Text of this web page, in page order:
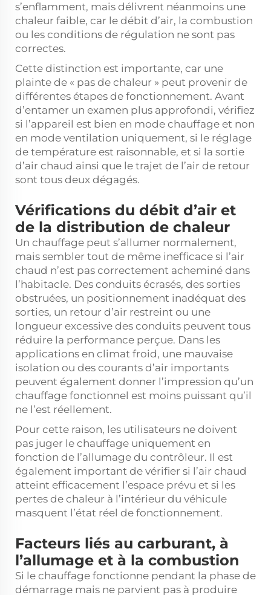
s’enflamment, mais délivrent néanmoins une
chaleur faible, car le débit d’air, la combustion
ou les conditions de régulation ne sont pas
correctes.
Cette distinction est importante, car une
plainte de « pas de chaleur » peut provenir de
différentes étapes de fonctionnement. Avant
d’entamer un examen plus approfondi, vérifiez
si l’appareil est bien en mode chauffage et non
en mode ventilation uniquement, si le réglage
de température est raisonnable, et si la sortie
d’air chaud ainsi que le trajet de l’air de retour
sont tous deux dégagés.
Vérifications du débit d’air et
de la distribution de chaleur
Un chauffage peut s’allumer normalement,
mais sembler tout de même inefficace si l’air
chaud n’est pas correctement acheminé dans
l’habitacle. Des conduits écrasés, des sorties
obstruées, un positionnement inadéquat des
sorties, un retour d’air restreint ou une
longueur excessive des conduits peuvent tous
réduire la performance perçue. Dans les
applications en climat froid, une mauvaise
isolation ou des courants d’air importants
peuvent également donner l’impression qu’un
chauffage fonctionnel est moins puissant qu’il
ne l’est réellement.
Pour cette raison, les utilisateurs ne doivent
pas juger le chauffage uniquement en
fonction de l’allumage du contrôleur. Il est
également important de vérifier si l’air chaud
atteint efficacement l’espace prévu et si les
pertes de chaleur à l’intérieur du véhicule
masquent l’état réel de fonctionnement.
Facteurs liés au carburant, à
l’allumage et à la combustion
Si le chauffage fonctionne pendant la phase de
démarrage mais ne parvient pas à produire